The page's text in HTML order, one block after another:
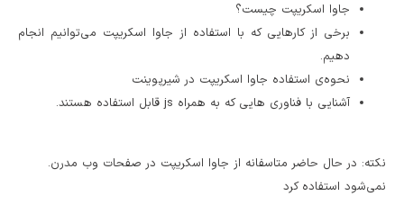
جاوا اسکریپت چیست؟
برخی از کارهایی که با استفاده از جاوا اسکریپت می‌توانیم انجام
دهیم.
نحوه‌‌ی استفاده جاوا اسکریپت در شیرپوینت
آشنایی با فناوری هایی که به همراه js قابل استفاده هستند.
.نکته: در حال حاضر متاسفانه از جاوا اسکریپت در صفحات وب مدرن
نمی‌شود استفاده کرد